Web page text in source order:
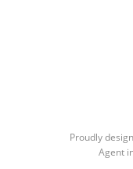
Proudly
Agent